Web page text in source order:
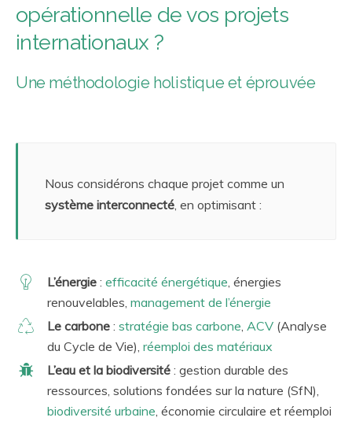
opérationnelle de vos projets
internationaux ?
Une méthodologie holistique et éprouvée
Nous considérons chaque projet comme un
système interconnecté , en optimisant :
L’énergie : efficacité énergétique , énergies
renouvelables, management de l’énergie
Le carbone : stratégie bas carbone ACV (Analyse
du Cycle de Vie), réemploi des matériaux
L’eau et la biodiversité : gestion durable des
ressources, solutions fondées sur la nature (SfN),
biodiversité urbaine , économie circulaire et réemploi